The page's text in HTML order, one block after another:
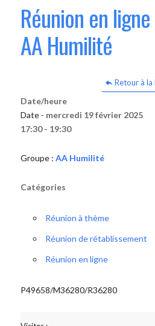
Réunion en
AA Humilité
Retour à la
Date/heure
Date - mercredi 19 février 2025
17:30 - 19:30
Groupe : AA Humilité
Catégories
Réunion à thème
Réunion de rétablissement
Réunion en ligne
P49658/M36280/R36280